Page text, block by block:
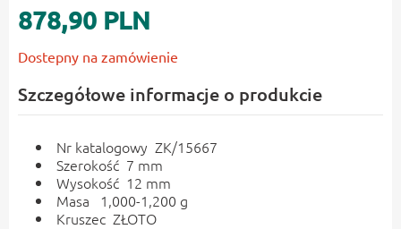
878,90 PLN
Dostepny na zamówienie
Szczegółowe informacje o produkcie
Nr katalogowy ZK/15667
Szerokość 7 mm
Wysokość 12 mm
Masa 1,000-1,200 g
Kruszec ZŁOTO